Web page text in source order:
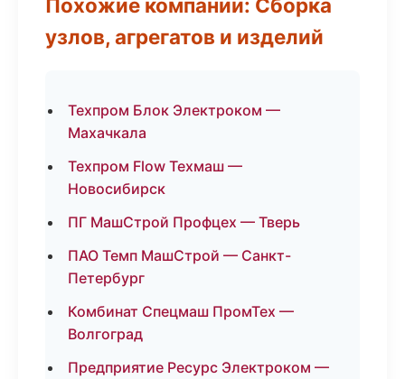
Похожие компании: Сборка
узлов, агрегатов и изделий
Техпром Блок Электроком —
Махачкала
Техпром Flow Техмаш —
Новосибирск
ПГ МашСтрой Профцех — Тверь
ПАО Темп МашСтрой — Санкт-
Петербург
Комбинат Спецмаш ПромТех —
Волгоград
Предприятие Ресурс Электроком —